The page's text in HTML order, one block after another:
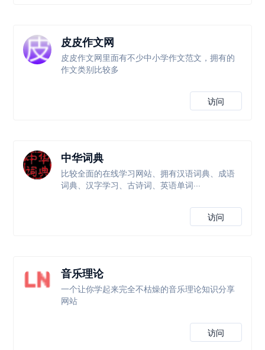
皮皮作文网
皮皮作文网里面有不少中小学作文范文，拥有的
作文类别比较多
访问
中华词典
比较全面的在线学习网站、拥有汉语词典、成语
词典、汉字学习、古诗词、英语单词···
访问
音乐理论
一个让你学起来完全不枯燥的音乐理论知识分享
网站
访问